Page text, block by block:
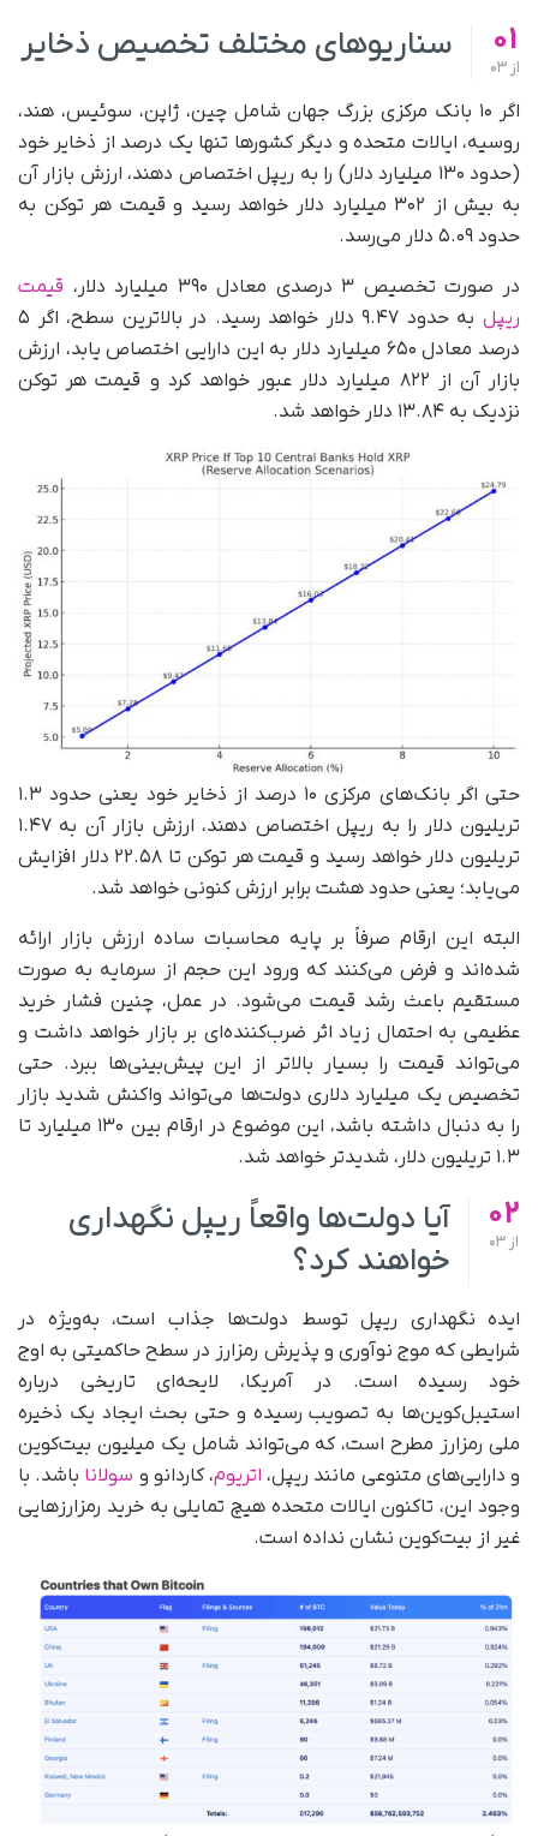
01
از
سناریوهای مختلف تخصیص ذخایر
اگر ۱۰ بانک مرکزی بزرگ جهان شامل چین، ژاپن، سوئیس، هند،
روسیه، ایالات متحده و دیگر کشورها تنها یک درصد از ذخایر خود
(حدود ۱۳۰ میلیارد دلار) را به ریپل اختصاص دهند، ارزش بازار آن
به بیش از ۳۰۲ میلیارد دلار خواهد رسید و قیمت هر توکن به
حدود ۵.۰۹ دلار می‌رسد.
در صورت تخصیص ۳ درصدی معادل ۳۹۰ میلیارد دلار،
قیمت
ریپل
به حدود ۹.۴۷ دلار خواهد رسید. در بالاترین سطح، اگر ۵
درصد معادل ۶۵۰ میلیارد دلار به این دارایی اختصاص یابد، ارزش
بازار آن از ۸۲۲ میلیارد دلار عبور خواهد کرد و قیمت هر توکن
نزدیک به ۱۳.۸۴ دلار خواهد شد.
حتی اگر بانک‌های مرکزی ۱۰ درصد از ذخایر خود یعنی حدود ۱.۳
تریلیون دلار را به ریپل اختصاص دهند، ارزش بازار آن به ۱.۴۷
تریلیون دلار خواهد رسید و قیمت هر توکن تا ۲۲.۵۸ دلار افزایش
می‌یابد؛ یعنی حدود هشت برابر ارزش کنونی خواهد شد.
البته این ارقام صرفاً بر پایه محاسبات ساده ارزش بازار ارائه
شده‌اند و فرض می‌کنند که ورود این حجم از سرمایه به صورت
مستقیم باعث رشد قیمت می‌شود. در عمل، چنین فشار خرید
عظیمی به احتمال زیاد اثر ضرب‌کننده‌ای بر بازار خواهد داشت و
می‌تواند قیمت را بسیار بالاتر از این پیش‌بینی‌ها ببرد. حتی
تخصیص یک میلیارد دلاری دولت‌ها می‌تواند واکنش شدید بازار
را به دنبال داشته باشد، این موضوع در ارقام بین ۱۳۰ میلیارد تا
۱.۳ تریلیون دلار، شدیدتر خواهد شد.
02
از
آیا دولت‌ها واقعاً ریپل نگهداری
خواهند کرد؟
ایده نگهداری ریپل توسط دولت‌ها جذاب است، به‌ویژه در
شرایطی که موج نوآوری و پذیرش رمزارز در سطح حاکمیتی به اوج
خود رسیده است. در آمریکا، لایحه‌ای تاریخی درباره
استیبل‌کوین‌ها به تصویب رسیده و حتی بحث ایجاد یک ذخیره
ملی رمزارز مطرح است، که می‌تواند شامل یک میلیون بیت‌کوین
و دارایی‌های متنوعی مانند ریپل، اتریوم، کاردانو و سولانا باشد. با
وجود این، تاکنون ایالات متحده هیچ تمایلی به خرید رمزارزهایی
غیر از بیت‌کوین نشان نداده است.